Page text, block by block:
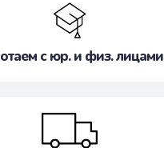
с юр. и физ. лицами